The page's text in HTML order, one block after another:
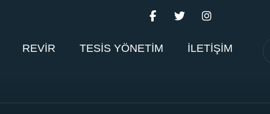
REVİR TESİS YÖNETİM İLETİŞİM